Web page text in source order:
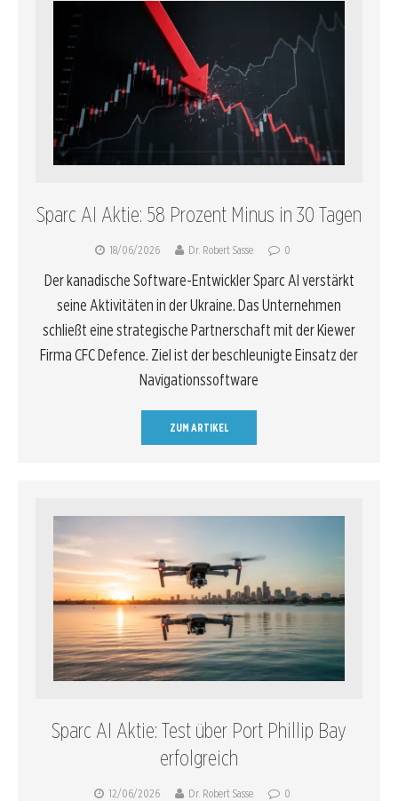
Sparc AI Aktie: 58 Prozent Minus in 30 Tagen
18/06/2026 Dr. Robert Sasse 0
Der kanadische Software-Entwickler Sparc AI verstärkt
seine Aktivitäten in der Ukraine. Das Unternehmen
schließt eine strategische Partnerschaft mit der Kiewer
Firma CFC Defence. Ziel ist der beschleunigte Einsatz der
Navigationssoftware
ZUM ARTIKEL
Sparc AI Aktie: Test über Port Phillip Bay
erfolgreich
12/06/2026 Dr. Robert Sasse 0